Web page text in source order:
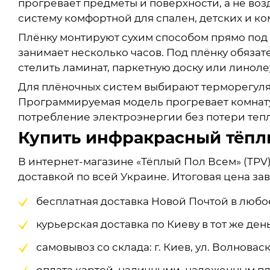
прогревает предметы и поверхности, а не
систему комфортной для спален, детских и
Плёнку монтируют сухим способом прямо
занимает несколько часов. Под плёнку
стелить ламинат, паркетную доску или
Для плёночных систем выбирают
Программируемая модель прогревает
потребление электроэнергии без потери
Купить инфракрасный
В интернет-магазине «Тёплый Пол Всем»
доставкой по всей Украине. Итоговая цена
бесплатная доставка Новой Почтой в
курьерская доставка по Киеву в тот же
самовывоз со склада: г. Киев, ул.